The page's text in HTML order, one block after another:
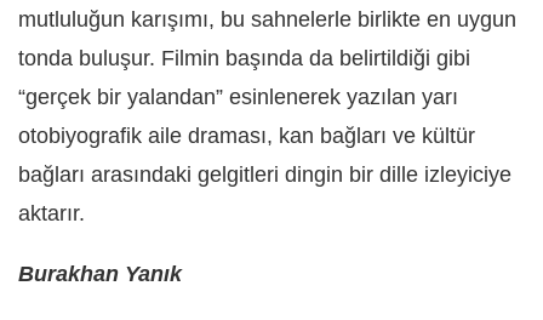
mutluluğun karışımı, bu sahnelerle birlikte en uygun
tonda buluşur. Filmin başında da belirtildiği gibi
“gerçek bir yalandan” esinlenerek yazılan yarı
otobiyografik aile draması, kan bağları ve kültür
bağları arasındaki gelgitleri dingin bir dille izleyiciye
aktarır.
Burakhan Yanık